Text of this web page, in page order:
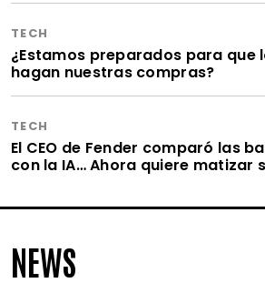
TECH
¿Estamos preparados para que
hagan nuestras compras?
TECH
El CEO de Fender comparó las
con la IA… Ahora quiere matizar
NEWS